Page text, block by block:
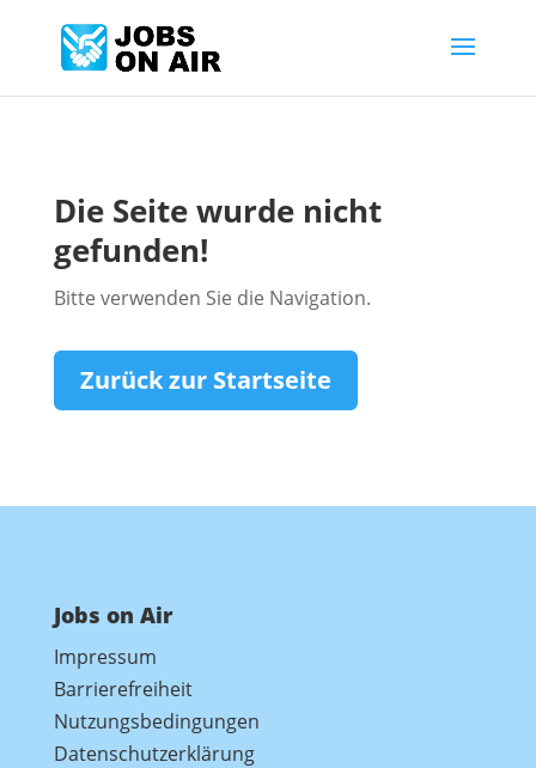
Die Seite wurde nicht
gefunden!
Bitte verwenden Sie die Navigation.
Zurück zur Startseite
Jobs on Air
Impressum
Barrierefreiheit
Nutzungsbedingungen
Datenschutzerklärung